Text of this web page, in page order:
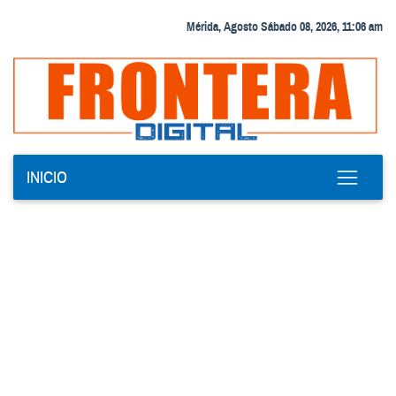
Mérida, Agosto Sábado 08, 2026, 11:06 am
INICIO